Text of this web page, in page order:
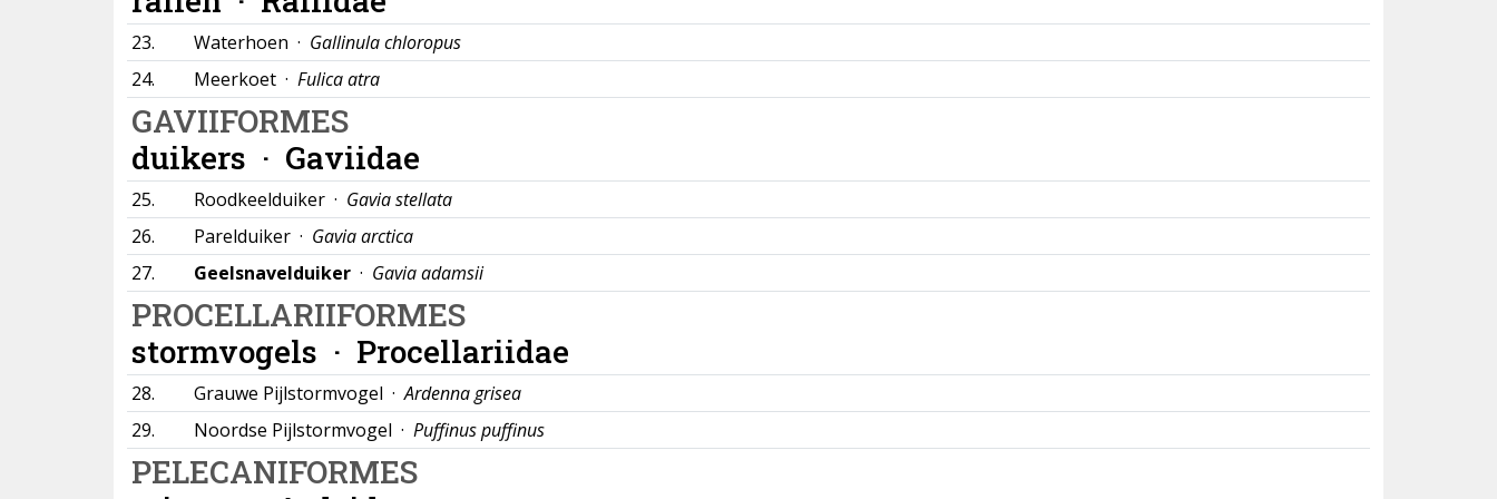
23. Waterhoen · Gallinula chloropus
24.
Meerkoet · Fulica atra
GAVIIFORMES
duikers · Gaviidae
25. Roodkeelduiker · Gavia stellata
26.
Parelduiker · Gavia arctica
27.
Geelsnavelduiker · Gavia adamsii
PROCELLARIIFORMES
stormvogels · Procellariidae
28. Grauwe Pijlstormvogel ·Ardenna grisea
29.
Noordse Pijlstormvogel · Puffinus puffinus
PELECANIFORMES